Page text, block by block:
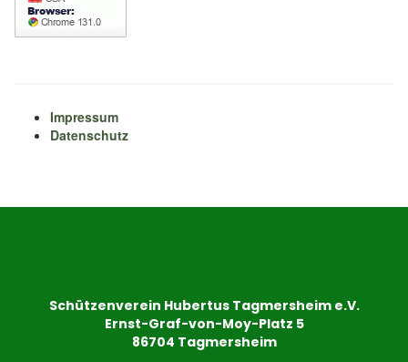
Impressum
Datenschutz
Schützenverein Hubertus Tagmersheim e.V.
Ernst-Graf-von-Moy-Platz 5
86704 Tagmersheim